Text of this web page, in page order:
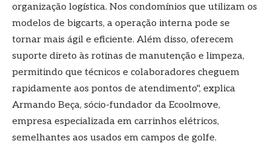
organização logística. Nos condomínios que utilizam os
modelos de bigcarts, a operação interna pode se
tornar mais ágil e eficiente. Além disso, oferecem
suporte direto às rotinas de manutenção e limpeza,
permitindo que técnicos e colaboradores cheguem
rapidamente aos pontos de atendimento", explica
Armando Beça, sócio-fundador da Ecoolmove,
empresa especializada em carrinhos elétricos,
semelhantes aos usados em campos de golfe.